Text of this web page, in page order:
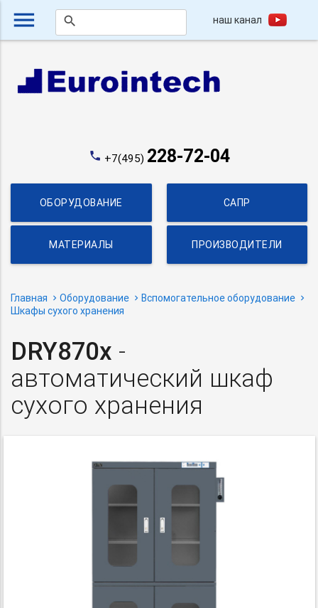
menu search наш канал
phone +7(495) 228-72-04
ОБОРУДОВАНИЕ САПР
МАТЕРИАЛЫ ПРОИЗВОДИТЕЛИ
Главная Оборудование
Вспомогательное оборудование
Шкафы сухого хранения
DRY870x -
автоматический шкаф
сухого хранения